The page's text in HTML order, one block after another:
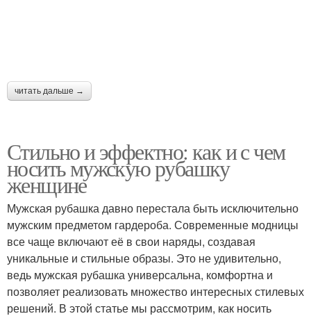
читать дальше →
Стильно и эффектно: как и с чем
носить мужскую рубашку
женщине
Мужская рубашка давно перестала быть исключительно
мужским предметом гардероба. Современные модницы
все чаще включают её в свои наряды, создавая
уникальные и стильные образы. Это не удивительно,
ведь мужская рубашка универсальна, комфортна и
позволяет реализовать множество интересных стилевых
решений. В этой статье мы рассмотрим, как носить